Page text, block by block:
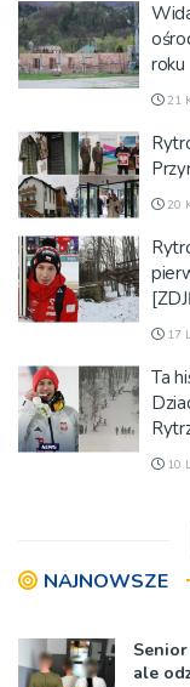
roku
21
20
17
Ta
10
NAJNOWSZE
Senior
ale